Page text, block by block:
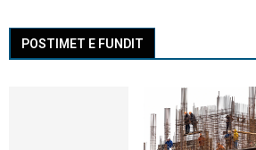
POSTIMET E FUNDIT